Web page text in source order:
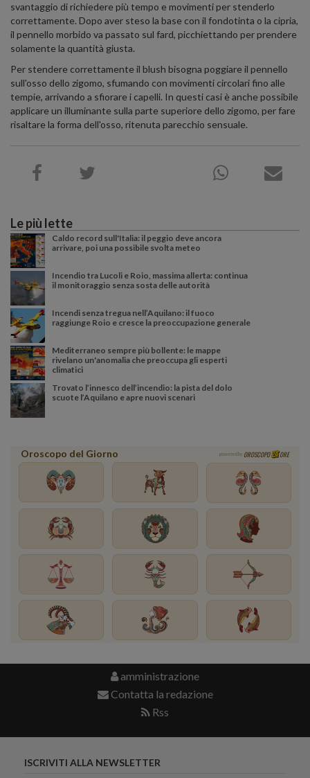
svantaggio di richiedere più tempo e movimenti per stenderlo
correttamente. Dopo aver steso la base con il fondotinta o la cipria,
il pennello morbido va passato sul fard, picchiettando per prendere
solamente la quantità giusta.
Per stendere correttamente il blush bisogna poggiare il pennello
sull'osso dello zigomo, sfumando con movimenti circolari fino alle
tempie, arrivando a sfiorare i capelli. In questi casi è anche possibile
applicare un illuminante sulla parte superiore dello zigomo, per fare
risaltare la forma dell'osso, ritenuta parecchio sensuale.
Le più lette
Caldo record sull'Italia: il peggio deve ancora
arrivare, poi una possibile svolta meteo
Incendio tra Lucoli e Roio, massima allerta: continua
il monitoraggio senza sosta delle autorità
Incendi senza tregua nell’Aquilano: il fuoco
raggiunge Roio e cresce la preoccupazione generale
Mediterraneo sempre più bollente: le mappe
rivelano un'anomalia che preoccupa gli esperti
climatici
Trovato l’innesco dell’incendio: la pista del dolo
scuote l’Aquilano e apre nuovi scenari
Oroscopo del Giorno powered by OROSCOPO ORE
amministrazione
Contatta la redazione
Rss
ISCRIVITI ALLA NEWSLETTER